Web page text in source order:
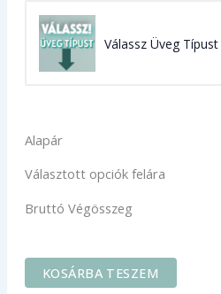
Válassz Üveg Típust
Alapár
Választott opciók felára
Bruttó Végösszeg
KOSÁRBA TESZEM